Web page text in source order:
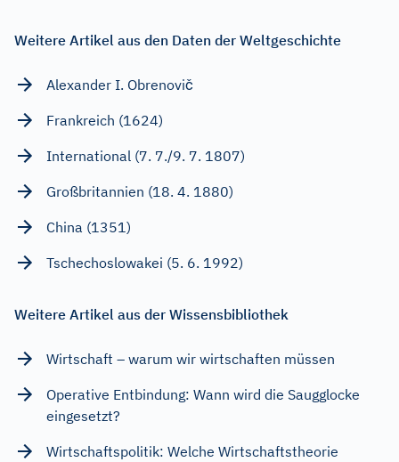
Weitere Artikel aus den Daten der Weltgeschichte
Alexander I. Obrenovič
Frankreich (1624)
International (7. 7./9. 7. 1807)
Großbritannien (18. 4. 1880)
China (1351)
Tschechoslowakei (5. 6. 1992)
Weitere Artikel aus der Wissensbibliothek
Wirtschaft – warum wir wirtschaften müssen
Operative Entbindung: Wann wird die Saugglocke
eingesetzt?
Wirtschaftspolitik: Welche Wirtschaftstheorie